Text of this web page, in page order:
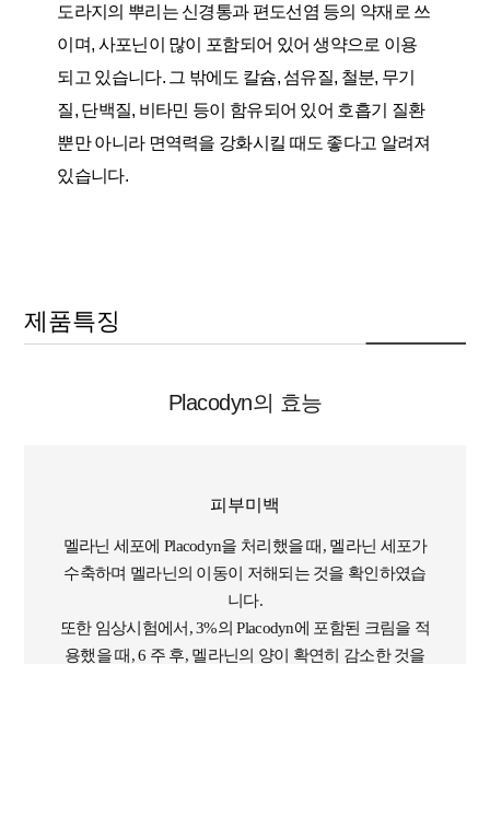
도라지의 뿌리는 신경통과 편도선염 등의 약재로 쓰
이며, 사포닌이 많이 포함되어 있어 생약으로 이용
되고 있습니다. 그 밖에도 칼슘, 섬유질, 철분, 무기
질, 단백질, 비타민 등이 함유되어 있어 호흡기 질환
뿐만 아니라 면역력을 강화시킬 때도 좋다고 알려져
있습니다.
제품특징
Placodyn의 효능
피부미백
멜라닌 세포에 Placodyn을 처리했을 때, 멜라닌 세포가
수축하며 멜라닌의 이동이 저해되는 것을 확인하였습
니다.
또한 임상시험에서, 3%의 Placodyn에 포함된 크림을 적
용했을 때, 6 주 후, 멜라닌의 양이 확연히 감소한 것을